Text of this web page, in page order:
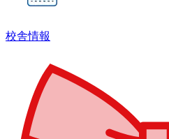
校舎情報